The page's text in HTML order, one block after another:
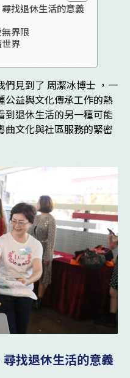
找退休生活的意義
界限
界
們見到了 周潔冰博士 ，一
公益與文化傳承工作的熱
到退休生活的另一種可能
曲文化與社區服務的緊密
找退休生活的意義